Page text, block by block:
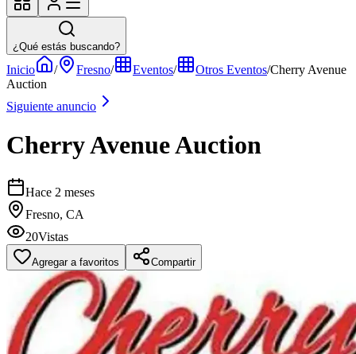
¿Qué estás buscando?
Inicio / Fresno/ Eventos/ Otros Eventos/Cherry Avenue
Auction
Siguiente anuncio
Cherry Avenue Auction
Hace 2 meses
Fresno, CA
20Vistas
Agregar a favoritos Compartir